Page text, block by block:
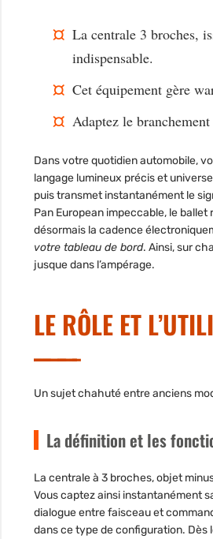
La centrale 3 broches,
indispensable.
Cet équipement gère
Adaptez le
Dans votre quotidien automobile,
langage lumineux précis et
puis transmet instantanément le
Pan European impeccable, le ballet
désormais la cadence
votre tableau de bord. Ainsi, sur
jusque dans l’ampérage.
LE RÔLE ET
Un sujet chahuté entre anciens
La définition et les
La centrale à 3 broches, objet
Vous captez ainsi instantanément
dialogue entre faisceau et
dans ce type de configuration. Dès